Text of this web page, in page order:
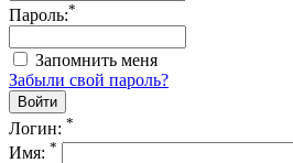
Пароль:*
Запомнить меня
Забыли свой пароль?
Логин: *
Имя: *